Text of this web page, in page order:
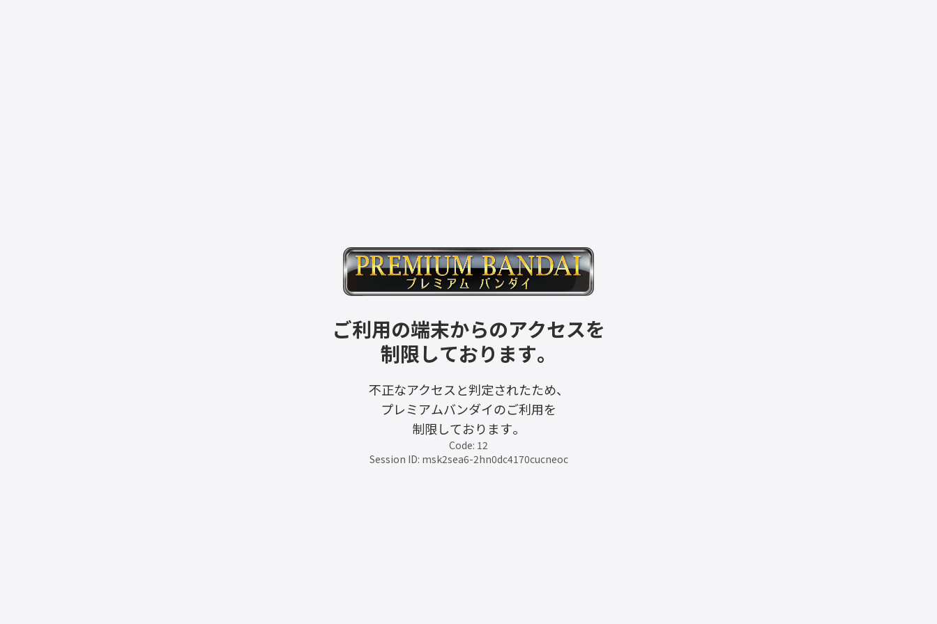
ご利用の端末からのアクセスを
制限しております。
不正なアクセスと判定されたため、
プレミアムバンダイのご利用を
制限しております。
Code: 12
Session ID: msk2sea6-2hn0dc4170cucneoc